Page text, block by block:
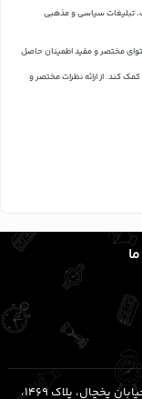
تبلیغات سیاسی و مذهبی
500 کاراکتر باشند تا از محتوای مختصر و مفید اطمینان حاصل
کمک کند.از ارائه نظرات مختصر و
قلهک، خیابان شریعتی (رو به شمال)، نرسیده به خیابان یخچال، پلاک ۱۴۶۹،